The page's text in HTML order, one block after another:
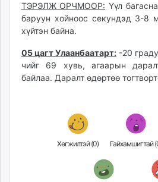
tumen.mn
shuum.mn
tvmongolia.mn
mass.mn
paparazzi.mn
ТЭРЭЛЖ ОРЧМООР: Үүл
баруун хойноос секундэд 3-8
хүйтэн байна.
05 цагт Улаанбаатарт: -20
чийг 69 хувь, агаарын
байлаа. Даралт өдөртөө
Хөгжилтэй (0) Гайхамшигтай (